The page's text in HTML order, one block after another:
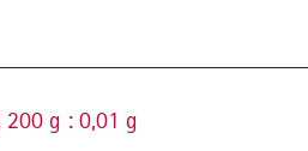
g : 0,01 g